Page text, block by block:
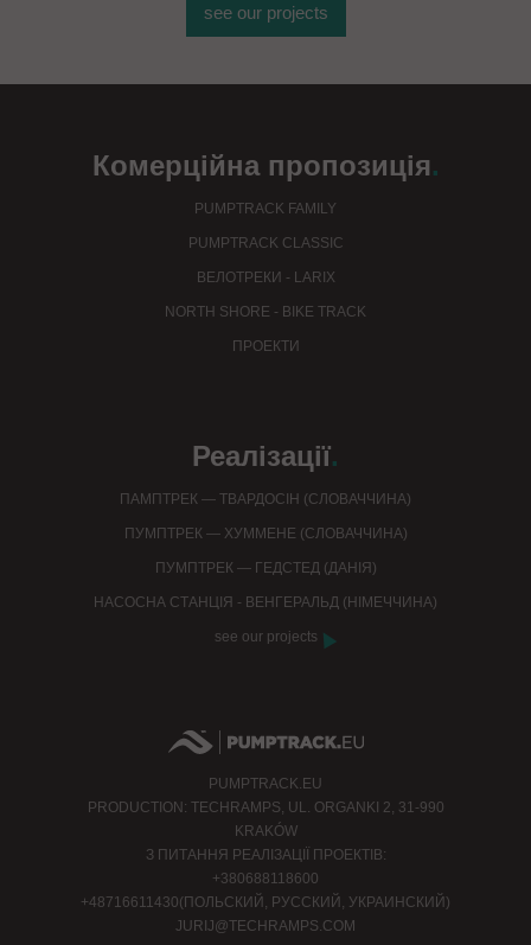
see our projects
Комерційна пропозиція.
PUMPTRACK FAMILY
PUMPTRACK CLASSIC
ВЕЛОТРЕКИ - LARIX
NORTH SHORE - BIKE TRACK
ПРОЕКТИ
Реалізації.
ПАМПТРЕК — ТВАРДОСІН (СЛОВАЧЧИНА)
ПУМПТРЕК — ХУММЕНЕ (СЛОВАЧЧИНА)
ПУМПТРЕК — ГЕДСТЕД (ДАНІЯ)
НАСОСНА СТАНЦІЯ - ВЕНГЕРАЛЬД (НІМЕЧЧИНА)
see our projects
PUMPTRACK.EU
PRODUCTION: TECHRAMPS, UL. ORGANKI 2, 31-990
KRAKÓW
З ПИТАННЯ РЕАЛІЗАЦІЇ ПРОЕКТІВ:
+380688118600
+48716611430(ПОЛЬСКИЙ, РУССКИЙ, УКРАИНСКИЙ)
JURIJ@TECHRAMPS.COM